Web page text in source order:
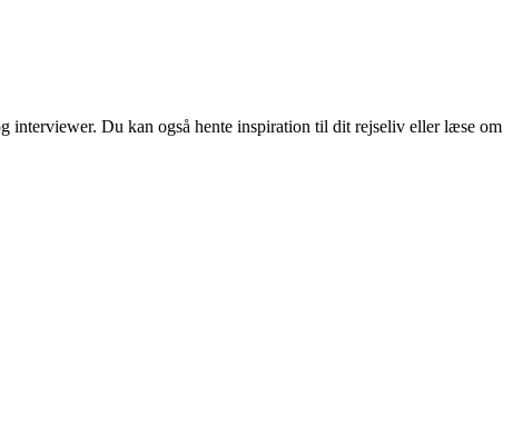
interviewer. Du kan også hente inspiration til dit rejseliv eller læse om